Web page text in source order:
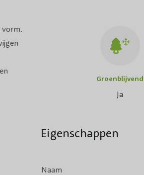
vorm.
Groenblijvend
Ja
Eigenschappen
Naam